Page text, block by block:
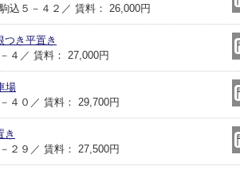
込５－４２／ 賃料： 26,000円
つき平置き
４／ 賃料： 27,000円
場
４０／ 賃料： 29,700円
き
２９／ 賃料： 27,500円